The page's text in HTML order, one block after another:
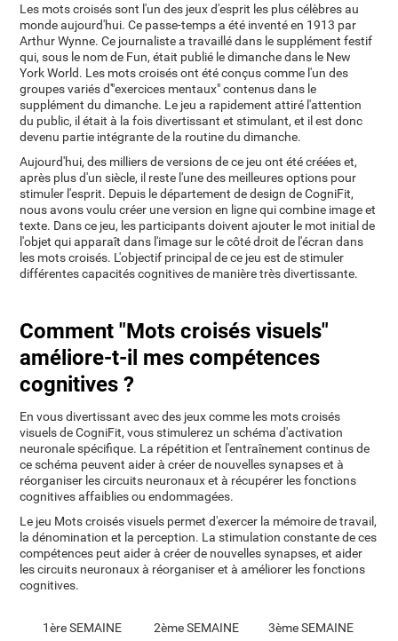
Les mots croisés sont l'un des jeux d'esprit les plus célèbres au
monde aujourd'hui. Ce passe-temps a été inventé en 1913 par
Arthur Wynne. Ce journaliste a travaillé dans le supplément festif
qui, sous le nom de Fun, était publié le dimanche dans le New
York World. Les mots croisés ont été conçus comme l'un des
groupes variés d'"exercices mentaux" contenus dans le
supplément du dimanche. Le jeu a rapidement attiré l'attention
du public, il était à la fois divertissant et stimulant, et il est donc
devenu partie intégrante de la routine du dimanche.
Aujourd'hui, des milliers de versions de ce jeu ont été créées et,
après plus d'un siècle, il reste l'une des meilleures options pour
stimuler l'esprit. Depuis le département de design de CogniFit,
nous avons voulu créer une version en ligne qui combine image et
texte. Dans ce jeu, les participants doivent ajouter le mot initial de
l'objet qui apparaît dans l'image sur le côté droit de l'écran dans
les mots croisés. L'objectif principal de ce jeu est de stimuler
différentes capacités cognitives de manière très divertissante.
Comment "Mots croisés visuels"
améliore-t-il mes compétences
cognitives ?
En vous divertissant avec des jeux comme les mots croisés
visuels de CogniFit, vous stimulerez un schéma d'activation
neuronale spécifique. La répétition et l'entraînement continus de
ce schéma peuvent aider à créer de nouvelles synapses et à
réorganiser les circuits neuronaux et à récupérer les fonctions
cognitives affaiblies ou endommagées.
Le jeu Mots croisés visuels permet d'exercer la mémoire de travail,
la dénomination et la perception. La stimulation constante de ces
compétences peut aider à créer de nouvelles synapses, et aider
les circuits neuronaux à réorganiser et à améliorer les fonctions
cognitives.
1ère SEMAINE 2ème SEMAINE 3ème SEMAINE